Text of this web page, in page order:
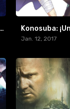
John Wick 2: Un nuevo día para matar (2017) [BR-RIP] [HD-1080p]
Jan. 12, 2017